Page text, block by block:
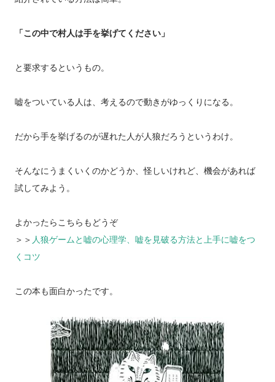
「この中で村人は手を挙げてください」
と要求するというもの。
嘘をついている人は、考えるので動きがゆっくりになる。
だから手を挙げるのが遅れた人が人狼だろうというわけ。
そんなにうまくいくのかどうか、怪しいけれど、機会があれば
試してみよう。
よかったらこちらもどうぞ
＞＞ 人狼ゲームと嘘の心理学、嘘を見破る方法と上手に嘘をつ
くコツ
この本も面白かったです。